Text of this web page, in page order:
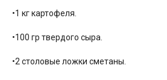
•1 кг картофеля.
•100 гр твердого сыра.
•2 столовые ложки сметаны.